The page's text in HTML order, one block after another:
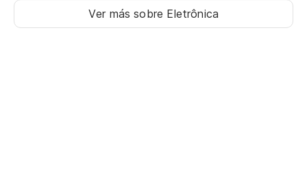
Ver más sobre Eletrônica